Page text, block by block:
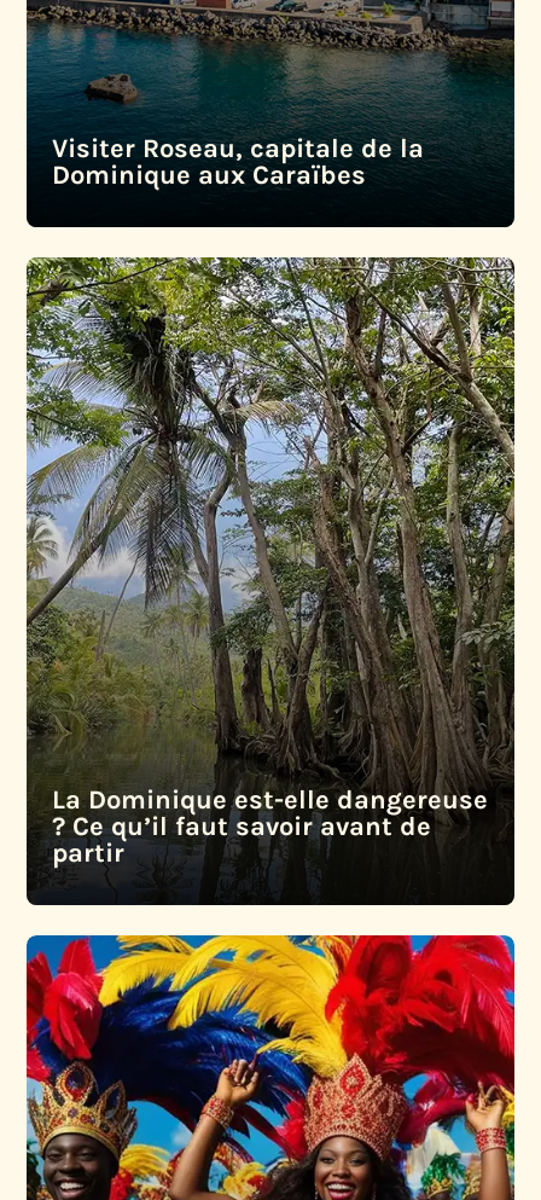
Visiter Roseau, capitale de la
Dominique aux Caraïbes
La Dominique est-elle dangereuse
? Ce qu’il faut savoir avant de
partir